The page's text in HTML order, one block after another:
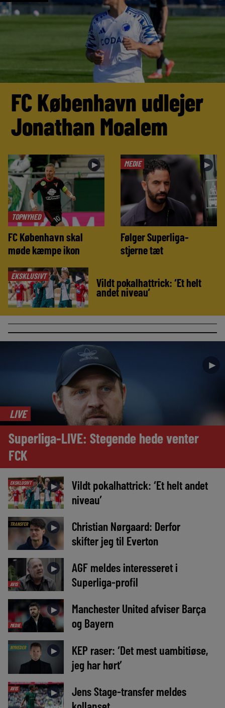
FC København udlejer
Jonathan Moalem
TOPNYHED
►
FC København skal
møde kæmpe ikon
MEDIE ►
Følger Superliga-
stjerne tæt
EKSKLUSIVT ► Vildt pokalhattrick: ‘Et helt
andet niveau’
►
LIVE
Superliga-LIVE: Stegende hede venter
FCK
EKSKLUSIVT ►
Vildt pokalhattrick: ‘Et helt andet
niveau’
TRANSFER ►
Christian Nørgaard: Derfor
skifter jeg til Everton
AVIS
►
AGF meldes interesseret i
Superliga-profil
MEDIE
►
Manchester United afviser Barça
og Bayern
NYHEDER ►
KEP raser: ‘Det mest uambitiøse,
jeg har hørt’
AVIS ►
Jens Stage-transfer meldes